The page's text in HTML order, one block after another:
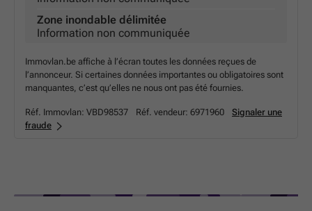
Zone inondable délimitée
Information non communiquée
Immovlan.be affiche à l’écran toutes les données reçues de
l’annonceur. Si certaines données importantes ou obligatoires sont
manquantes, c’est qu’elles ne nous ont pas été fournies.
Réf. Immovlan: VBD98537 Réf. vendeur: 6971960
Signaler une
fraude